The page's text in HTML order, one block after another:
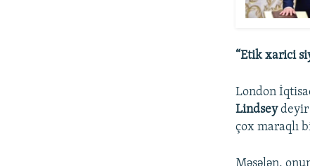
“Etik xarici
London
Lindseydeyir
çox maraqlı
Məsələn,